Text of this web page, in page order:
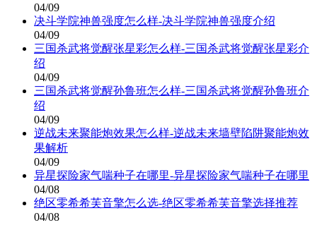
04/09
决斗学院神兽强度怎么样-决斗学院神兽强度介绍
04/09
三国杀武将觉醒张星彩怎么样-三国杀武将觉醒张星彩介
绍
04/09
三国杀武将觉醒孙鲁班怎么样-三国杀武将觉醒孙鲁班介
绍
04/09
逆战未来聚能炮效果怎么样-逆战未来墙壁陷阱聚能炮效
果解析
04/09
异星探险家气喘种子在哪里-异星探险家气喘种子在哪里
04/08
绝区零希希芙音擎怎么选-绝区零希希芙音擎选择推荐
04/08